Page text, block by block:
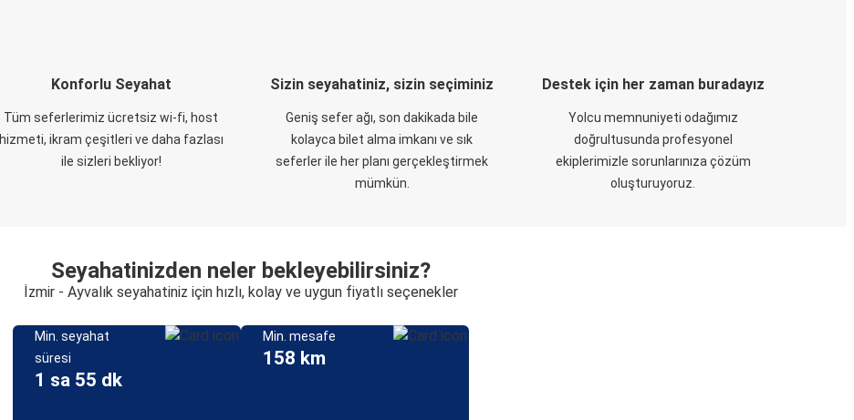
Konforlu Seyahat
Tüm seferlerimiz ücretsiz wi-fi, host
hizmeti, ikram çeşitleri ve daha fazlası
ile sizleri bekliyor!
Sizin seyahatiniz, sizin seçiminiz
Geniş sefer ağı, son dakikada bile
kolayca bilet alma imkanı ve sık
seferler ile her planı gerçekleştirmek
mümkün.
Destek için her zaman buradayız
Yolcu memnuniyeti odağımız
doğrultusunda profesyonel
ekiplerimizle sorunlarınıza çözüm
oluşturuyoruz.
Seyahatinizden neler bekleyebilirsiniz?
İzmir - Ayvalık seyahatiniz için hızlı, kolay ve uygun fiyatlı seçenekler
Min. seyahat
süresi
1 sa 55 dk
Min. mesafe
158 km